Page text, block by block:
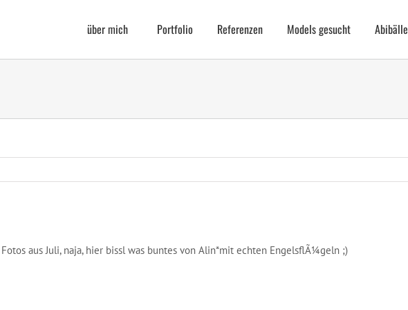
über mich Portfolio Referenzen Models gesucht Abibälle
aus Juli, naja, hier bissl was buntes von Alin*mit echten EngelsflÃ¼geln ;)